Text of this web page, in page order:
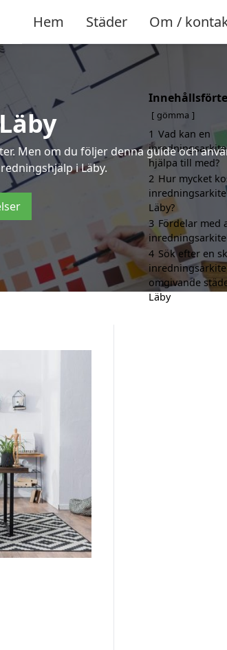
Hem Städer Om /
Men om du följer denna guide och
i Läby.
gömma
1 Vad kan en
hjälpa till med?
2 Hur mycket
Läby?
3 Fördelar med
4 Sök efter en
omgivande
Läby